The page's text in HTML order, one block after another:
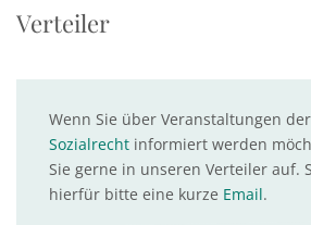
Verteiler
Wenn Sie über Veranstaltungen der
Sozialrecht informiert werden
Sie gerne in unseren Verteiler auf.
hierfür bitte eine kurze Email.